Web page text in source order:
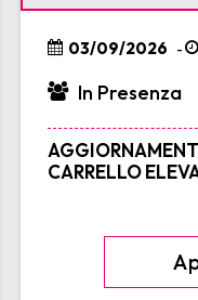
03/09/2026 -
In Presenza
CARRELLO